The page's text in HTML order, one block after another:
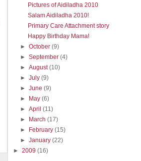
Pictures of Aidiladha 2010
Salam Aidiladha 2010!
Primary Care Attachment story
Happy Birthday Mama!
►October(9)
►September(4)
►August(10)
►July(9)
►June(9)
►
May(6)
►April(11)
►
March(17)
►
February(15)
►January(22)
► 2009 (16)